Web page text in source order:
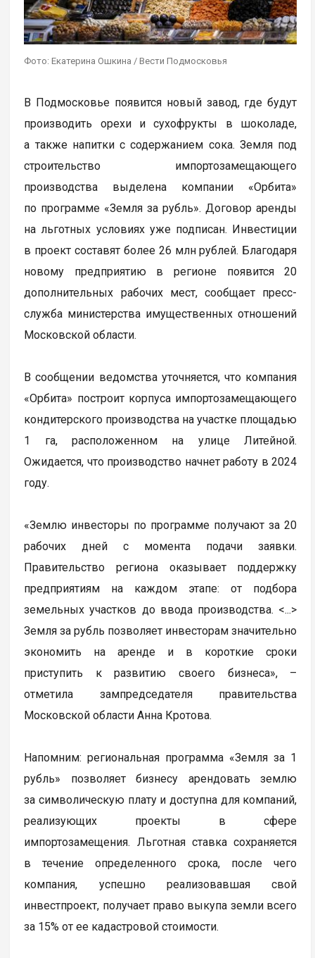
Фото: Екатерина Ошкина / Вести Подмосковья
В Подмосковье появится новый завод, где будут
производить орехи и сухофрукты в шоколаде,
а также напитки с содержанием сока. Земля под
строительство импортозамещающего
производства выделена компании «Орбита»
по программе «Земля за рубль». Договор аренды
на льготных условиях уже подписан. Инвестиции
в проект составят более 26 млн рублей. Благодаря
новому предприятию в регионе появится 20
дополнительных рабочих мест, сообщает пресс-
служба министерства имущественных отношений
Московской области.
В сообщении ведомства уточняется, что компания
«Орбита» построит корпуса импортозамещающего
кондитерского производства на участке площадью
1 га, расположенном на улице Литейной.
Ожидается, что производство начнет работу в 2024
году.
«Землю инвесторы по программе получают за 20
рабочих дней с момента подачи заявки.
Правительство региона оказывает поддержку
предприятиям на каждом этапе: от подбора
земельных участков до ввода производства. <...>
Земля за рубль позволяет инвесторам значительно
экономить на аренде и в короткие сроки
приступить к развитию своего бизнеса», –
отметила зампредседателя правительства
Московской области Анна Кротова.
Напомним: региональная программа «Земля за 1
рубль» позволяет бизнесу арендовать землю
за символическую плату и доступна для компаний,
реализующих проекты в сфере
импортозамещения. Льготная ставка сохраняется
в течение определенного срока, после чего
компания, успешно реализовавшая свой
инвестпроект, получает право выкупа земли всего
за 15% от ее кадастровой стоимости.